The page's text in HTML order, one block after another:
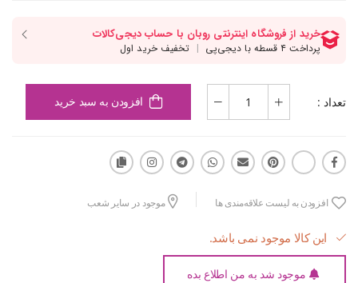
تعداد : افزودن به سبد خرید
افزودن به لیست علاقه‌مندی ها موجود در سایر شعب
این کالا موجود نمی باشد.
موجود شد به من اطلاع بده